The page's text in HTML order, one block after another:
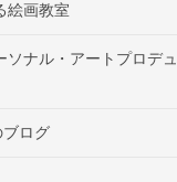
絵画教室
ナル・アートプロデ
ログ